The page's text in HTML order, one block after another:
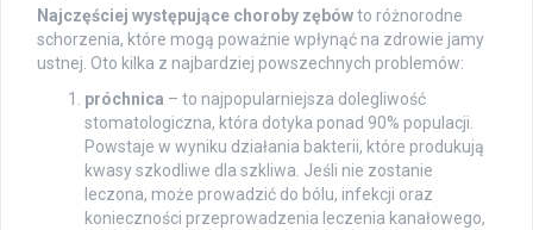
Najczęściej występujące choroby zębówto różnorodne
schorzenia, które mogą poważnie wpłynąć na zdrowie jamy
ustnej. Oto kilka z najbardziej powszechnych problemów:
próchnica – to najpopularniejsza dolegliwość
stomatologiczna, która dotyka ponad 90% populacji.
Powstaje w wyniku działania bakterii, które produkują
kwasy szkodliwe dla szkliwa. Jeśli nie zostanie
leczona, może prowadzić do bólu, infekcji oraz
konieczności przeprowadzenia leczenia kanałowego,